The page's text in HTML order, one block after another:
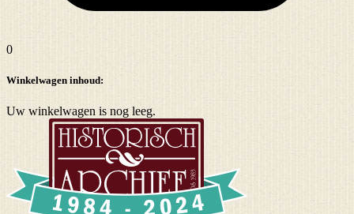
0
Winkelwagen inhoud:
Uw winkelwagen is nog leeg.